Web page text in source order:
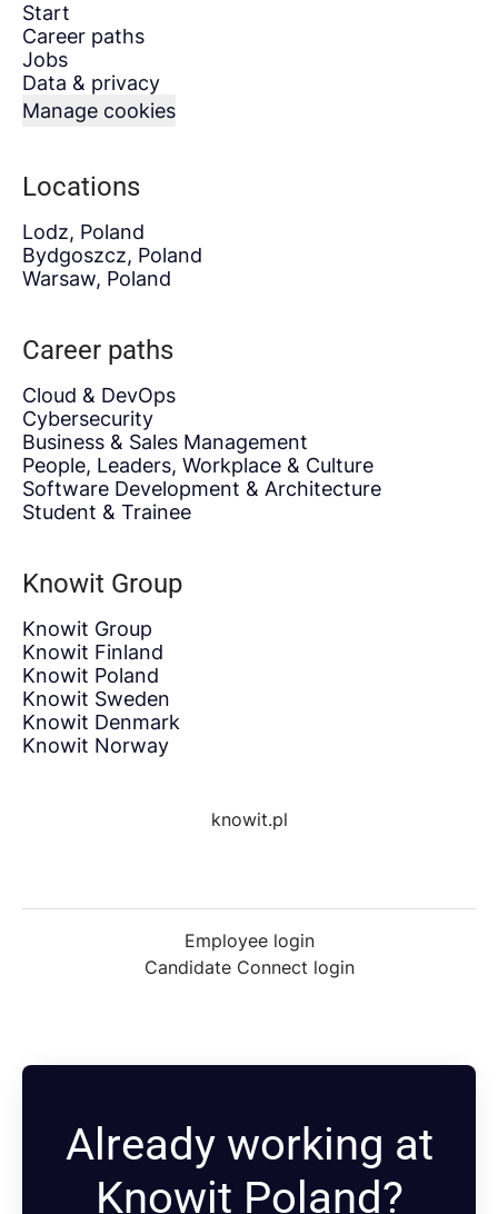
Start
Career paths
Jobs
Data & privacy
Manage cookies
Locations
Lodz, Poland
Bydgoszcz, Poland
Warsaw, Poland
Career paths
Cloud & DevOps
Cybersecurity
Business & Sales Management
People, Leaders, Workplace & Culture
Software Development & Architecture
Student & Trainee
Knowit Group
Knowit Group
Knowit Finland
Knowit Poland
Knowit Sweden
Knowit Denmark
Knowit Norway
knowit.pl
Employee login
Candidate Connect login
Already working at
Knowit Poland?